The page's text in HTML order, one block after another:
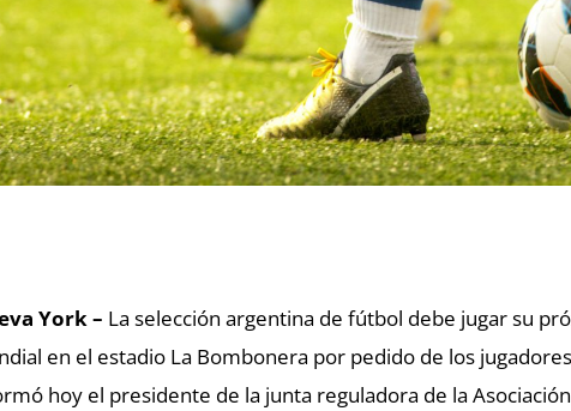
York – La selección argentina de fútbol debe jugar su
en el estadio La Bombonera por pedido de los
hoy el presidente de la junta reguladora de la